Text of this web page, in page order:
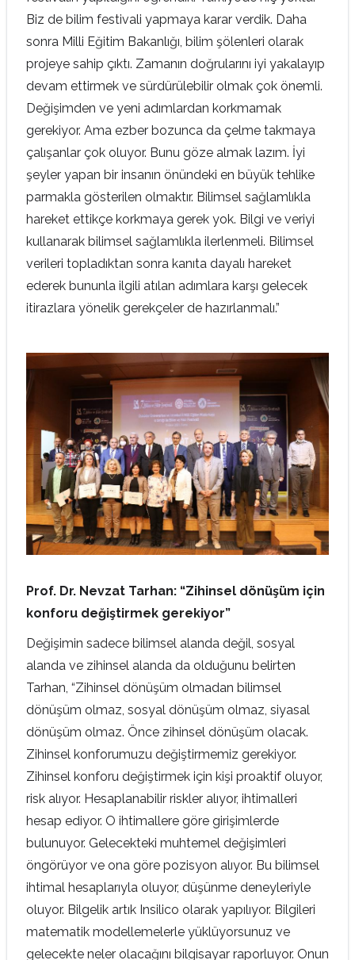
Biz de bilim festivali yapmaya karar verdik. Daha
sonra Milli Eğitim Bakanlığı, bilim şölenleri olarak
projeye sahip çıktı. Zamanın doğrularını iyi yakalayıp
devam ettirmek ve sürdürülebilir olmak çok önemli.
Değişimden ve yeni adımlardan korkmamak
gerekiyor. Ama ezber bozunca da çelme takmaya
çalışanlar çok oluyor. Bunu göze almak lazım. İyi
şeyler yapan bir insanın önündeki en büyük tehlike
parmakla gösterilen olmaktır. Bilimsel sağlamlıkla
hareket ettikçe korkmaya gerek yok. Bilgi ve veriyi
kullanarak bilimsel sağlamlıkla ilerlenmeli. Bilimsel
verileri topladıktan sonra kanıta dayalı hareket
ederek bununla ilgili atılan adımlara karşı gelecek
itirazlara yönelik gerekçeler de hazırlanmalı.”
Prof. Dr. Nevzat Tarhan: “Zihinsel dönüşüm için
konforu değiştirmek gerekiyor”
Değişimin sadece bilimsel alanda değil, sosyal
alanda ve zihinsel alanda da olduğunu belirten
Tarhan, “Zihinsel dönüşüm olmadan bilimsel
dönüşüm olmaz, sosyal dönüşüm olmaz, siyasal
dönüşüm olmaz. Önce zihinsel dönüşüm olacak.
Zihinsel konforumuzu değiştirmemiz gerekiyor.
Zihinsel konforu değiştirmek için kişi proaktif oluyor,
risk alıyor. Hesaplanabilir riskler alıyor, ihtimalleri
hesap ediyor. O ihtimallere göre girişimlerde
bulunuyor. Gelecekteki muhtemel değişimleri
öngörüyor ve ona göre pozisyon alıyor. Bu bilimsel
ihtimal hesaplarıyla oluyor, düşünme deneyleriyle
oluyor. Bilgelik artık Insilico olarak yapılıyor. Bilgileri
matematik modellemelerle yüklüyorsunuz ve
gelecekte neler olacağını bilgisayar raporluyor. Onun